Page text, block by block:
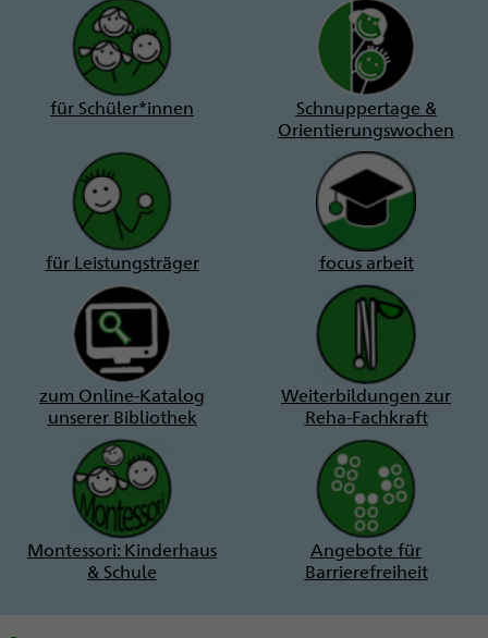
für Schüler*innen
Schnuppertage &
Orientierungswochen
für Leistungsträger focus arbeit
zum Online-Katalog
unserer Bibliothek
Weiterbildungen zur
Reha-Fachkraft
Montessori: Kinderhaus
& Schule
Angebote für
Barrierefreiheit